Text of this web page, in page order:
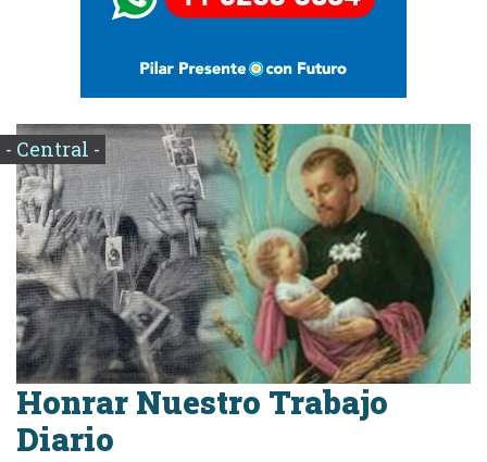
- Central -
Honrar Nuestro Trabajo
Diario